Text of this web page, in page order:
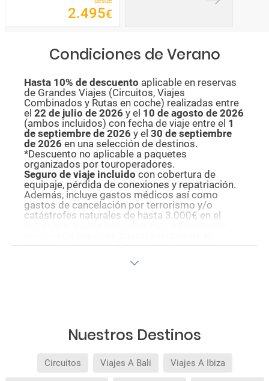
2.495€
Condiciones de Verano
Hasta 10% de descuento aplicable en reservas
de Grandes Viajes (Circuitos, Viajes
Combinados y Rutas en coche) realizadas entre
el 22 de julio de 2026 y el 10 de agosto de 2026
(ambos incluidos) con fecha de viaje entre el 1
de septiembre de 2026 y el 30 de septiembre
de 2026 en una selección de destinos.
*Descuento no aplicable a paquetes
organizados por touroperadores.
Seguro de viaje incluido con cobertura de
equipaje, pérdida de conexiones y repatriación.
Además, incluye gastos médicos así como
gastos de cancelación por terrorismo y/o
catástrofes naturales de hasta 3.000€ en el
si quiere reforzar esta asistencia tiene que
Quedan excluidos los productos de terceros de
esta promoción.Nuestros Destinos
Circuitos Viajes A Bali Viajes A Ibiza